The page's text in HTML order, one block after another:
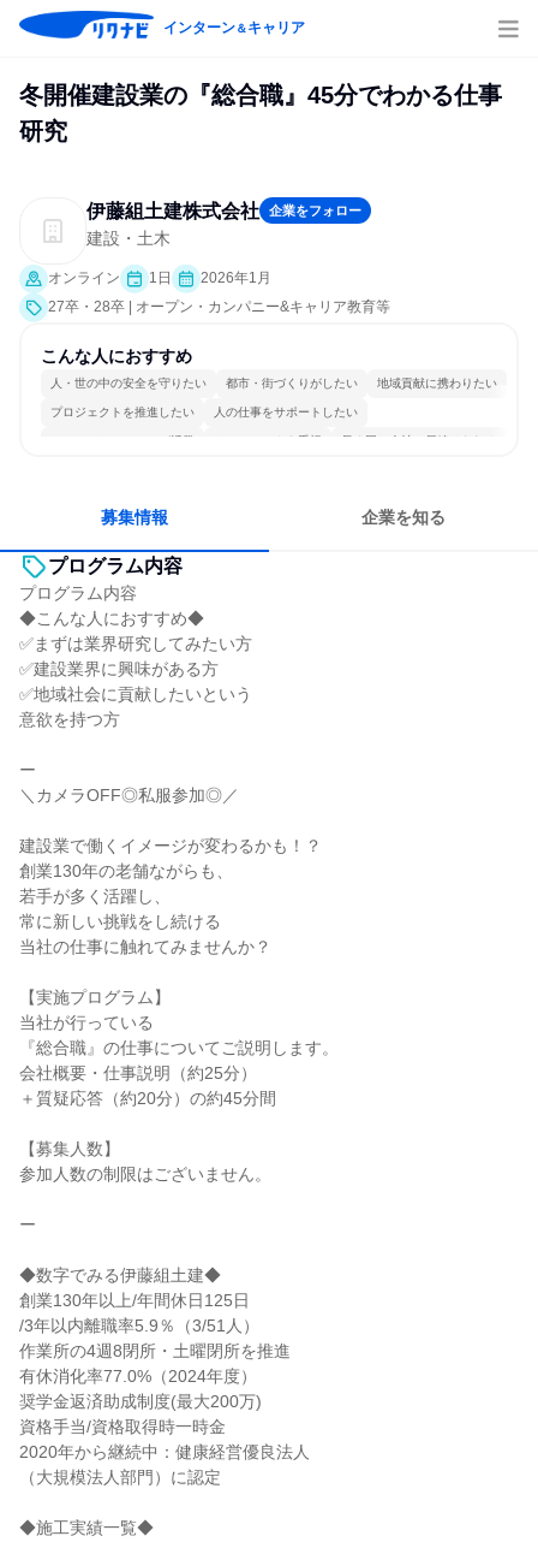
インターン＆キャリア
冬開催建設業の『総合職』45分でわかる仕事
研究
伊藤組土建株式会社 企業をフォロー
建設・土木
オンライン 1日
2026年1月
27卒・28卒 | オープン・カンパニー&キャリア教育等
こんな人におすすめ
人・世の中の安全を守りたい 都市・街づくりがしたい 地域貢献に携わりたい
プロジェクトを推進したい 人の仕事をサポートしたい
コミュニケーションが活発 チームワークを重視 長く同じ会社に居続けられる
募集情報 企業を知る
プログラム内容
プログラム内容
◆こんな人におすすめ◆
✅まずは業界研究してみたい方
✅建設業界に興味がある方
✅地域社会に貢献したいという
意欲を持つ方
ー
＼カメラOFF◎私服参加◎／
建設業で働くイメージが変わるかも！？
創業130年の老舗ながらも、
若手が多く活躍し、
常に新しい挑戦をし続ける
当社の仕事に触れてみませんか？
【実施プログラム】
当社が行っている
『総合職』の仕事についてご説明します。
会社概要・仕事説明（約25分）
＋質疑応答（約20分）の約45分間
【募集人数】
参加人数の制限はございません。
ー
◆数字でみる伊藤組土建◆
創業130年以上/年間休日125日
/3年以内離職率5.9％（3/51人）
作業所の4週8閉所・土曜閉所を推進
有休消化率77.0%（2024年度）
奨学金返済助成制度(最大200万)
資格手当/資格取得時一時金
2020年から継続中：健康経営優良法人
（大規模法人部門）に認定
◆施工実績一覧◆